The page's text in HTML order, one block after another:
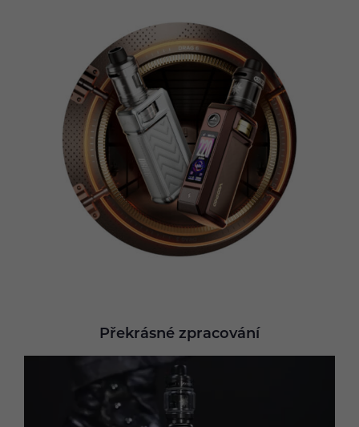
Překrásné zpracování